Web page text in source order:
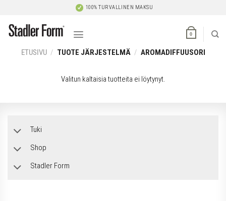
content
100% TURVALLINEN MAKSU
0
ETUSIVU / TUOTE JÄRJESTELMÄ / AROMADIFFUUSORI
Valitun kaltaisia tuotteita ei löytynyt.
Tuki
Shop
Stadler Form